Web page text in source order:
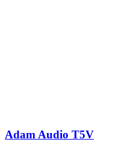
Adam Audio T5V